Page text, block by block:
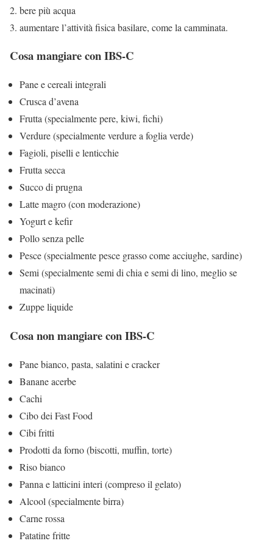
bere più acqua
aumentare l’attività fisica basilare, come la camminata.
Cosa mangiare con IBS-C
Pane e cereali integrali
Crusca d’avena
Frutta (specialmente pere, kiwi, fichi)
Verdure (specialmente verdure a foglia verde)
Fagioli, piselli e lenticchie
Frutta secca
Succo di prugna
Latte magro (con moderazione)
Yogurt e kefir
Pollo senza pelle
Pesce (specialmente pesce grasso come acciughe, sardine)
Semi (specialmente semi di chia e semi di lino, meglio se
macinati)
Zuppe liquide
Cosa non mangiare con IBS-C
Pane bianco, pasta, salatini e cracker
Banane acerbe
Cachi
Cibo dei Fast Food
Cibi fritti
Prodotti da forno (biscotti, muffin, torte)
Riso bianco
Panna e latticini interi (compreso il gelato)
Alcool (specialmente birra)
Carne rossa
Patatine fritte